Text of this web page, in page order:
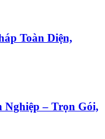
Toàn Diện,
Nghiệp – Trọn Gói,